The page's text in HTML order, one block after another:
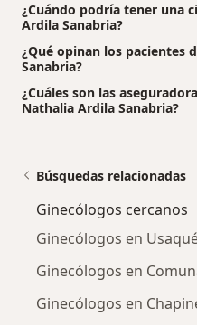
¿Cuándo podría tener una
Ardila Sanabria?
¿Qué opinan los pacientes
Sanabria?
¿Cuáles son las
Nathalia Ardila Sanabria?
Búsquedas relacionadas
Ginecólogos cercanos
Ginecólogos en
Ginecólogos en
Ginecólogos en